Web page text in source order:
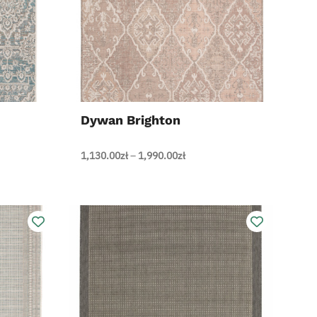
+
Dywan Brighton
1,130.00zł– 1,990.00złZakres
do
1,990.00zł